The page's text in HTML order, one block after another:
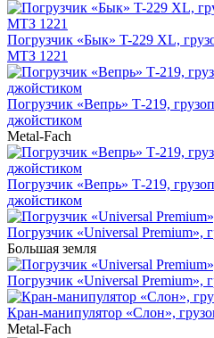
Погрузчик «Бык» T-229 XL,
МТЗ 1221
Погрузчик «Вепрь» Т-219,
джойстиком
Metal-Fach
Погрузчик «Вепрь» Т-219,
джойстиком
Погрузчик «Universal Premium»,
Большая земля
Погрузчик «Universal Premium»,
Кран-манипулятор «Cлон»,
Metal-Fach